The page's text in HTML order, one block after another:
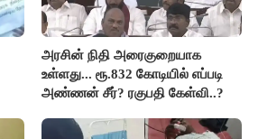
அரசின் நிதி அரைகுறையாக
உள்ளது... ரூ.832 கோடியில் எப்படி
அண்ணன் சீர்? ரகுபதி கேள்வி..?